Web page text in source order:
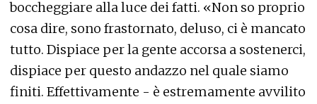
boccheggiare alla luce dei fatti. «Non so proprio
cosa dire, sono frastornato, deluso, ci è mancato
tutto. Dispiace per la gente accorsa a sostenerci,
dispiace per questo andazzo nel quale siamo
finiti. Effettivamente - è estremamente avvilito